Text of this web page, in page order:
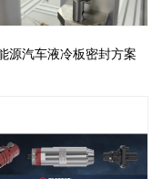
源汽车液冷板密封方案